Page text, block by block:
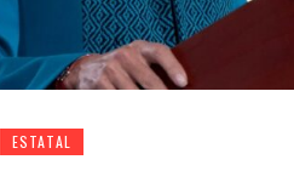
ESTATAL